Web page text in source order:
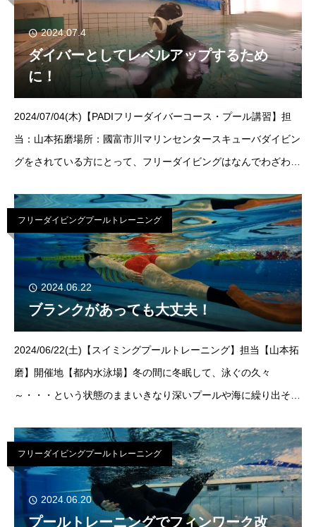
2024.07.4
ダイバーとしてレベルアップするため
に！
2024/07/04(木)【PADIフリーダイバーコース・プール講習】担
当：山本拓磨場所：國富市川マリンセンタースキューバダイビン
グをされている方にとって、フリーダイビングはなんでわざわざ
ダイビン
フリーダイビングプールトレーニング
2024.06.22
ブランクがあっても大丈夫！
2024/06/22(土)【スイミングプールトレーニング】担当【山本拓
磨】開催地【都内水泳場】冬の間に冬眠して、泳ぐの久々
～・・・という状態のままいきなり深いプールや海に繰り出そう
ぬ事故に遭う事も！？とい
フリーダイビングプールトレーニング
2024.06.20
プールトレーニングでフィンワーク改